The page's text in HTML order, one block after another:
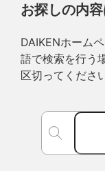
お探しの内
DAIKENホーム
語で検索を行う
区切ってください